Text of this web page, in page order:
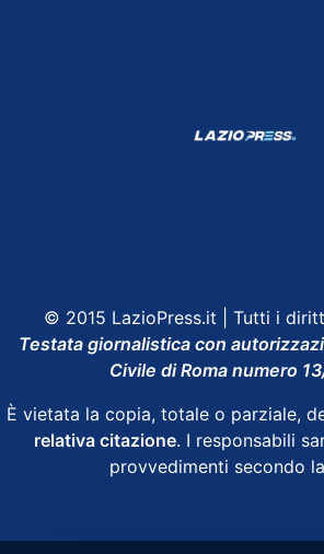
© 2015 LazioPress.it | Tutti i
Testata giornalistica con
Civile di Roma numero
È vietata la copia, totale o parziale,
relativa citazione. I responsabili
provvedimenti secondo